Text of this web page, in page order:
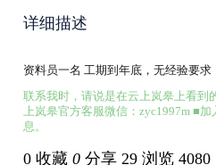
详细描述
资料员一名 工期到年底，无经验要求
联系我时，请说是在云上岚皋上看到
上岚皋官方客服微信：zyc1997m ■
息。
0 收藏 0 分享 29 浏览 4080